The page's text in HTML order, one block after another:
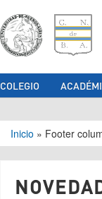
COLEGIO
Se
Inicio » Footer